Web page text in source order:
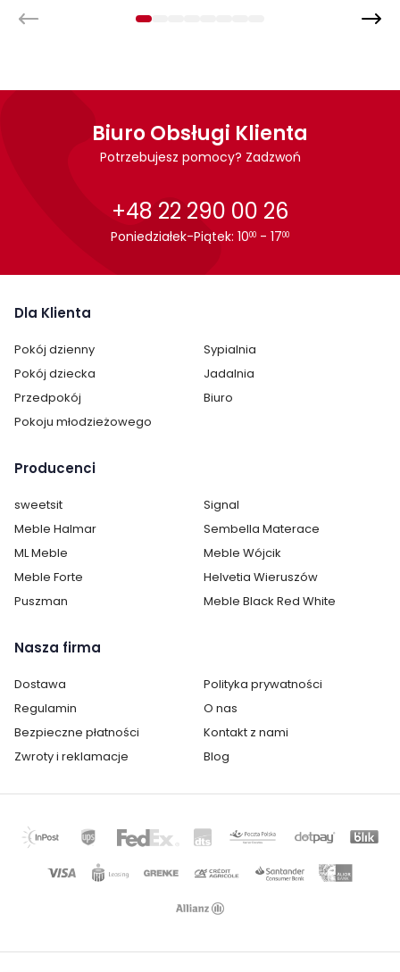
Szafka RTV Sophie firmy ML Meble przeznaczona jest do
Cechy charakterystyczne
Szerokość:
Wysokość:
Głębokość: 40 cm
Ilość półek:
Styl: glamour
Biuro Obsługi Klienta
Potrzebujesz pomocy? Zadzwoń
+48 22 290 00 26
Poniedziałek-Piątek: 1000 - 1700
Dla Klienta
Pokój dzienny
Sypialnia
Pokój dziecka
Jadalnia
Przedpokój
Biuro
Pokoju młodzieżowego
Producenci
sweetsit
Signal
Meble Halmar
Sembella Materace
ML Meble
Meble Wójcik
Meble Forte
Helvetia Wieruszów
Puszman
Meble Black Red White
Nasza firma
Dostawa
Polityka prywatności
Regulamin
O nas
Bezpieczne płatności
Kontakt z nami
Zwroty i reklamacje
Blog